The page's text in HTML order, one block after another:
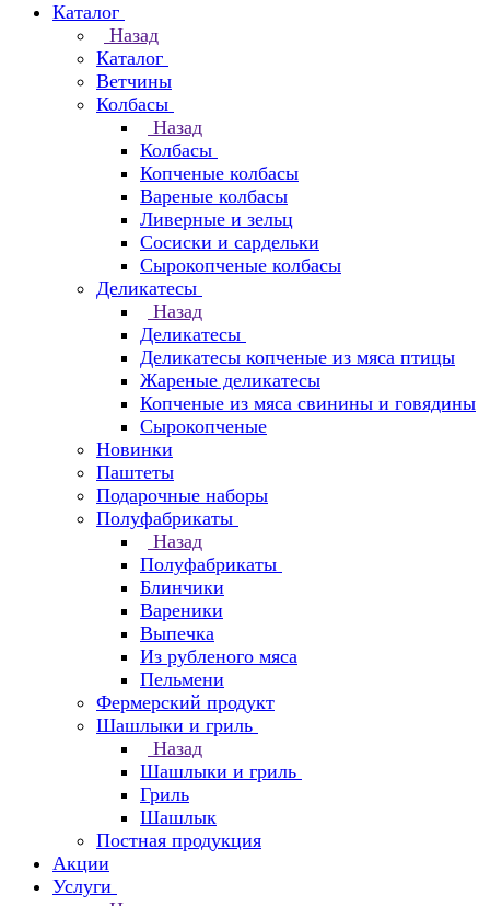
Каталог
Назад
Каталог
Ветчины
Колбасы
Назад
Колбасы
Копченые колбасы
Вареные колбасы
Ливерные и зельц
Сосиски и сардельки
Сырокопченые колбасы
Деликатесы
Назад
Деликатесы
Деликатесы копченые из мяса птицы
Жареные деликатесы
Копченые из мяса свинины и говядины
Сырокопченые
Новинки
Паштеты
Подарочные наборы
Полуфабрикаты
Назад
Полуфабрикаты
Блинчики
Вареники
Выпечка
Из рубленого мяса
Пельмени
Фермерский продукт
Шашлыки и гриль
Назад
Шашлыки и гриль
Гриль
Шашлык
Постная продукция
Акции
Услуги